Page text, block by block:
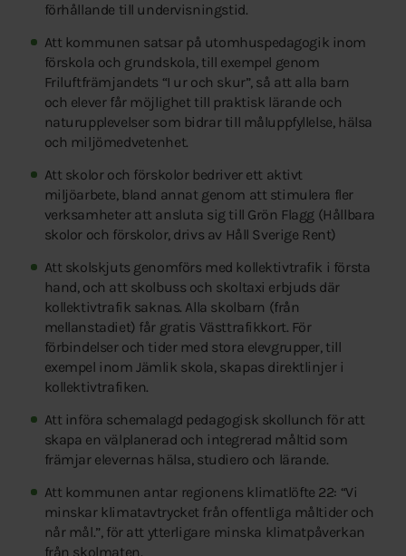
förhållande till undervisningstid.
Att kommunen satsar på utomhuspedagogik inom
förskola och grundskola, till exempel genom
Friluftfrämjandets “I ur och skur”, så att alla barn
och elever får möjlighet till praktisk lärande och
naturupplevelser som bidrar till måluppfyllelse, hälsa
och miljömedvetenhet.
Att skolor och förskolor bedriver ett aktivt
miljöarbete, bland annat genom att stimulera fler
verksamheter att ansluta sig till Grön Flagg (Hållbara
skolor och förskolor, drivs av Håll Sverige Rent)
Att skolskjuts genomförs med kollektivtrafik i första
hand, och att skolbuss och skoltaxi erbjuds där
kollektivtrafik saknas. Alla skolbarn (från
mellanstadiet) får gratis Västtrafikkort. För
förbindelser och tider med stora elevgrupper, till
exempel inom Jämlik skola, skapas direktlinjer i
kollektivtrafiken.
Att införa schemalagd pedagogisk skollunch för att
skapa en välplanerad och integrerad måltid som
främjar elevernas hälsa, studiero och lärande.
Att kommunen antar regionens klimatlöfte 22: “Vi
minskar klimatavtrycket från offentliga måltider och
når mål.”, för att ytterligare minska klimatpåverkan
från skolmaten.